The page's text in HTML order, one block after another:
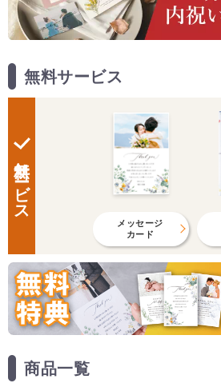
無料サービス
無料サービス
メッセージ
カード
商品一覧